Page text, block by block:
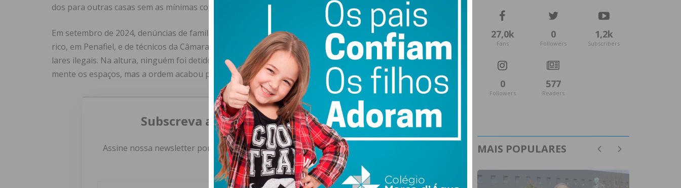
dos para outras casas sem as míni­mas con­di­ções e sem licença para fun­ci­o­na­rem como lares.
Em setembro de 2024, denún­cias de fami­li­a­res de ido­sos, dos ser­vi­ços soci­ais do Hos­pi­tal Padre Amé­
rico, em Pena­fiel, e de téc­ni­cos da Câmara de Lou­sada já tinham levado a GNR a rea­li­zar bus­cas nos
lares ile­gais. Na altura, nin­guém foi detido, mas a Segu­rança Social deu ordem para encer­rar ime­di­a­ta­
mente os espa­ços, mas a ordem acabou por ser ignorada pela família até à intervenção desta semana.
Subscreva a newsletter do Imediato
Assine nossa newsletter por e-mail e obtenha de forma regular a informação
atualizada.
27,0k
Fans
0
Followers
1,2k
Subscribers
0
Followers
577
Readers
MAIS POPULARES